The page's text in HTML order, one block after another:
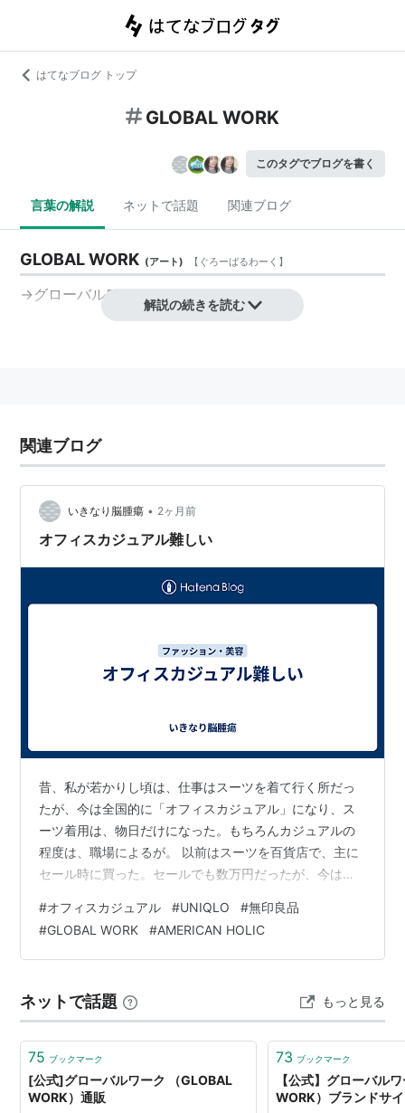
はてなブログ トップ
GLOBAL WORK
このタグでブログを書く
言葉の解説 ネットで話題 関連ブログ
GLOBAL WORK (アート) 【 ぐろーばるわーく 】
→グローバルワーク
解説の続きを読む
関連ブログ
いきなり脳腫瘍 • 2ヶ月前
オフィスカジュアル難しい
昔、私が若かりし頃は、仕事はスーツを着て行く所だっ
たが、今は全国的に「オフィスカジュアル」になり、ス
ーツ着用は、物日だけになった。もちろんカジュアルの
程度は、職場によるが。 以前はスーツを百貨店で、主に
セール時に買った。セールでも数万円だったが、今は昔
ち、昔と同じ（程度の）服を買おうとすると、バカ高く
て手が出ない。 ではカジュアルになって楽になったかと
言うと、金銭的には楽になったが、何を買ってどう着る
が、なんだかんだ、UNIQLOでは家用のTシャツとサング
ラス位しか買わないなあ…無印良品もよ…
#オフィスカジュアル #UNIQLO #無印良品
#GLOBAL WORK #AMERICAN HOLIC
ネットで話題 もっと見る
75 ブックマーク
[公式]グローバルワーク （GLOBAL
WORK）通販
73 ブックマーク
【公式】グローバル
WORK）ブランドサ